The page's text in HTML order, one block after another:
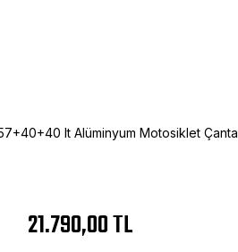
lt Alüminyum Motosiklet
21.790,00 TL